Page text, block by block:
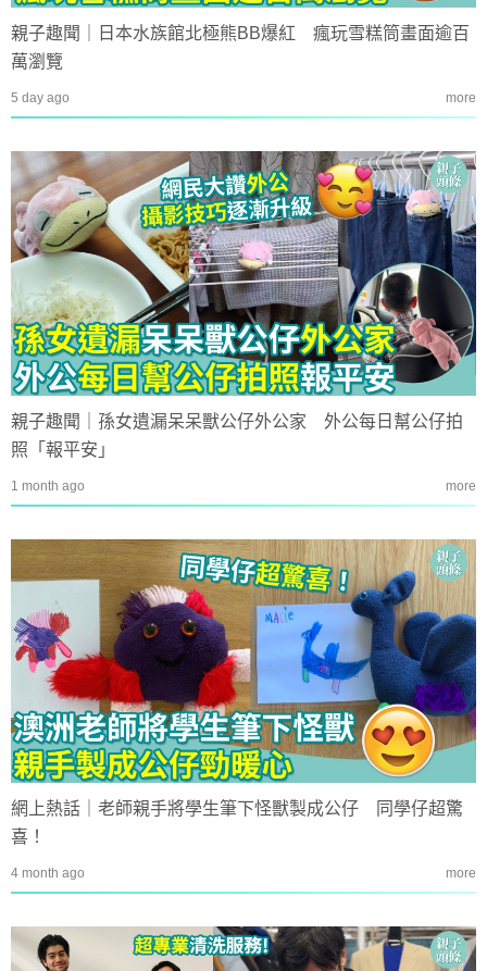
親子趣聞｜日本水族館北極熊BB爆紅 瘋玩雪糕筒畫面逾百
萬瀏覽
5 day ago more
親子趣聞｜孫女遺漏呆呆獸公仔外公家 外公每日幫公仔拍
照「報平安」
1 month ago more
網上熱話｜老師親手將學生筆下怪獸製成公仔 同學仔超驚
喜！
4 month ago more